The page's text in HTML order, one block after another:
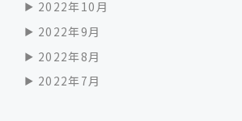
2022年10月
2022年9月
2022年8月
2022年7月